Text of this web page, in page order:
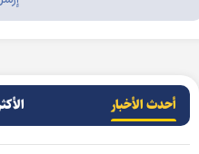
أحدث الأخبار